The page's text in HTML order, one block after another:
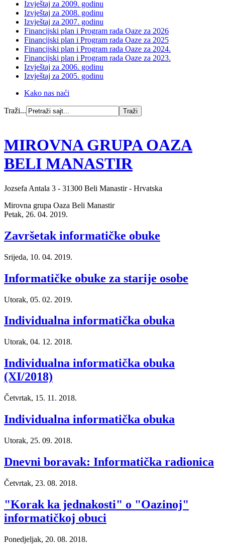
Izvještaj za 2009. godinu
Izvještaj za 2008. godinu
Izvještaj za 2007. godinu
Financijski plan i Program rada Oaze za 2026
Financijski plan i Program rada Oaze za 2025
Financijski plan i Program rada Oaze za 2024.
Financijski plan i Program rada Oaze za 2023.
Izvještaj za 2006. godinu
Izvještaj za 2005. godinu
Kako nas naći
Traži...
MIROVNA GRUPA OAZA
BELI MANASTIR
Jozsefa Antala 3 - 31300 Beli Manastir - Hrvatska
Mirovna grupa Oaza Beli Manastir
Petak, 26. 04. 2019.
Završetak informatičke obuke
Srijeda, 10. 04. 2019.
Informatičke obuke za starije osobe
Utorak, 05. 02. 2019.
Individualna informatička obuka
Utorak, 04. 12. 2018.
Individualna informatička obuka
(XI/2018)
Četvrtak, 15. 11. 2018.
Individualna informatička obuka
Utorak, 25. 09. 2018.
Dnevni boravak: Informatička radionica
Četvrtak, 23. 08. 2018.
"Korak ka jednakosti" o "Oazinoj"
informatičkoj obuci
Ponedjeljak, 20. 08. 2018.